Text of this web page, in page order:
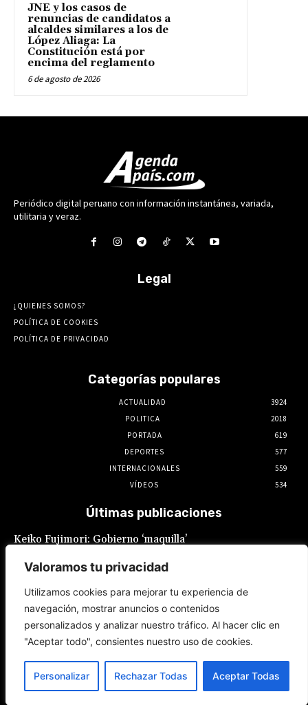
Valoramos tu privacidad
Utilizamos cookies para mejorar tu experiencia de
navegación, mostrar anuncios o contenidos
personalizados y analizar nuestro tráfico. Al hacer clic en
"Aceptar todo", consientes nuestro uso de cookies.
Personalizar Rechazar Todas Aceptar Todas
JNE y los casos de
renuncias de candidatos a
alcaldes similares a los de
López Aliaga: La
Constitución está por
encima del reglamento
6 de agosto de 2026
Periódico digital peruano con información instantánea, variada,
utilitaria y veraz.
Legal
¿QUIENES SOMOS?
POLÍTICA DE COOKIES
POLÍTICA DE PRIVACIDAD
Categorías populares
ACTUALIDAD
3924
POLITICA
2018
PORTADA
619
DEPORTES
577
INTERNACIONALES
559
VÍDEOS
534
Últimas publicaciones
Keiko Fujimori: Gobierno ‘maquilla’
fragmentado y feriados reacomodados
Keiko Fujimori es la que buscó al Gobierno
de México para el restablecimiento de
relaciones, reveló Claudia Sheinbaum